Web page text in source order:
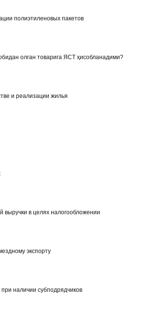
полиэтиленовых пакетов
олган товарига ЯСТ ҳисобланадими?
и реализации жилья
выручки в целях налогообложении
экспорту
наличии субподрядчиков